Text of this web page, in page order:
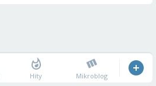
Hity Mikroblog